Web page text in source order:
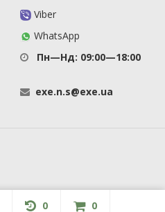
Viber
WhatsApp
Пн—Нд: 09:00—18:00
exe.n.s@exe.ua
0 0